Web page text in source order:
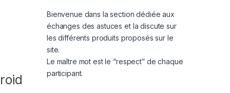
Bienvenue dans la section dédiée aux
échanges des astuces et la discute sur
les différents produits proposés sur le
site.
Le maître mot est le “respect” de chaque
participant.